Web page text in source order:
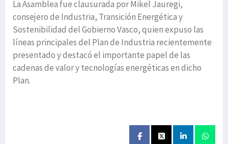
La Asamblea fue clausurada por Mikel Jauregi,
consejero de Industria, Transición Energética y
Sostenibilidad del Gobierno Vasco, quien expuso las
líneas principales del Plan de Industria recientemente
presentado y destacó el importante papel de las
cadenas de valor y tecnologías energéticas en dicho
Plan.